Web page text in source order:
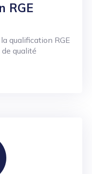
RGE
qualification RGE
qualité